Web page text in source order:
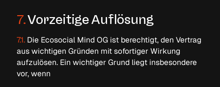
7.Vorzeitige Auflösung
7.1.Die Ecosocial Mind OG ist berechtigt, den Vertrag
aus wichtigen Gründen mit sofortiger Wirkung
aufzulösen. Ein wichtiger Grund liegt insbesondere
vor, wenn